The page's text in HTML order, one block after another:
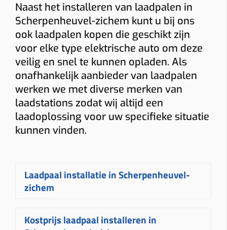
Naast het installeren van laadpalen in
Scherpenheuvel-zichem kunt u bij ons
ook laadpalen kopen die geschikt zijn
voor elke type elektrische auto om deze
veilig en snel te kunnen opladen. Als
onafhankelijk aanbieder van laadpalen
werken we met diverse merken van
laadstations zodat wij altijd een
laadoplossing voor uw specifieke situatie
kunnen vinden.
Laadpaal installatie in Scherpenheuvel-
zichem
Een
laadpaal laten installeren in
Kostprijs laadpaal installeren in